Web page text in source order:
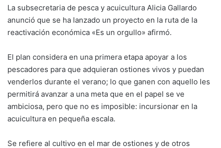
La subsecretaria de pesca y acuicultura Alicia Gallardo
anunció que se ha lanzado un proyecto en la ruta de la
reactivación económica «Es un orgullo» afirmó.
El plan considera en una primera etapa apoyar a los
pescadores para que adquieran ostiones vivos y puedan
venderlos durante el verano; lo que ganen con aquello les
permitirá avanzar a una meta que en el papel se ve
ambiciosa, pero que no es imposible: incursionar en la
acuicultura en pequeña escala.
Se refiere al cultivo en el mar de ostiones y de otros